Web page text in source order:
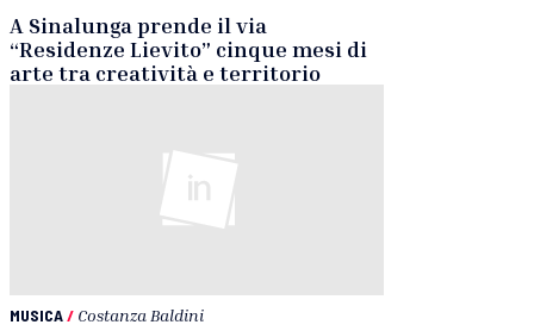
A Sinalunga prende il via
“Residenze Lievito” cinque mesi di
arte tra creatività e territorio
MUSICA/ Costanza Baldini